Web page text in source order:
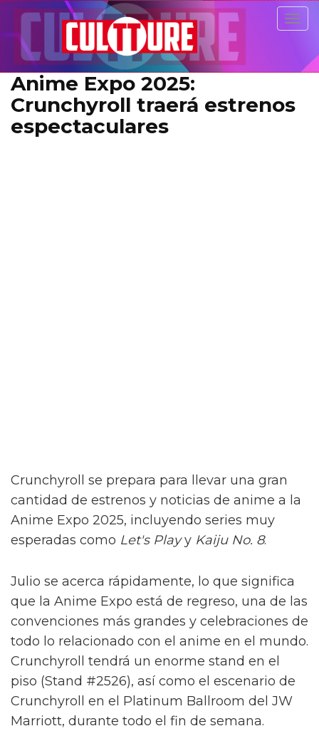
Anime Expo 2025:
Crunchyroll traerá estrenos
espectaculares
Crunchyroll se prepara para llevar una gran
cantidad de estrenos y noticias de anime a la
Anime Expo 2025, incluyendo series muy
esperadas como Let's Playy Kaiju No. 8.
Julio se acerca rápidamente, lo que significa
que la Anime Expo está de regreso, una de las
convenciones más grandes y celebraciones de
todo lo relacionado con el anime en el mundo.
Crunchyroll tendrá un enorme stand en el
piso (Stand #2526), así como el escenario de
Crunchyroll en el Platinum Ballroom del JW
Marriott, durante todo el fin de semana.